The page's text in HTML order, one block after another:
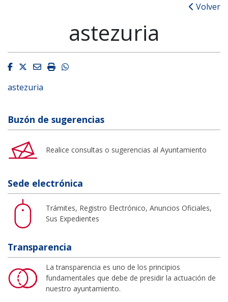
Volver
astezuria
Facebook
Twitter
EmailImprimirWhatsapp
astezuria
Buzón de sugerencias
Realice consultas o sugerencias al Ayuntamiento
Sede electrónica
Trámites, Registro Electrónico, Anuncios Oficiales,
Sus Expedientes
Transparencia
La transparencia es uno de los principios
fundamentales que debe de presidir la actuación de
nuestro ayuntamiento.